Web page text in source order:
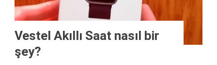
Vestel Akıllı Saat nasıl bir
şey?